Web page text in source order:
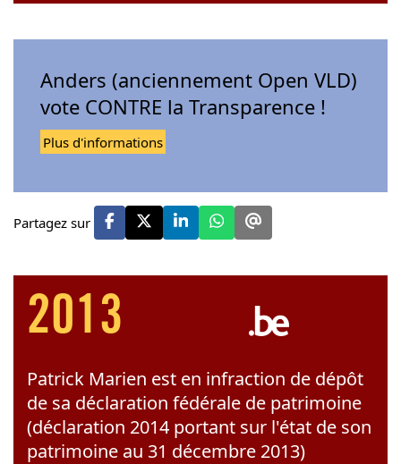
Anders (anciennement Open VLD)
vote CONTRE la Transparence !
Plus d'informations
Partagez sur
2013
Patrick Marien est en infraction de dépôt
de sa déclaration fédérale de patrimoine
(déclaration 2014 portant sur l'état de son
patrimoine au 31 décembre 2013)